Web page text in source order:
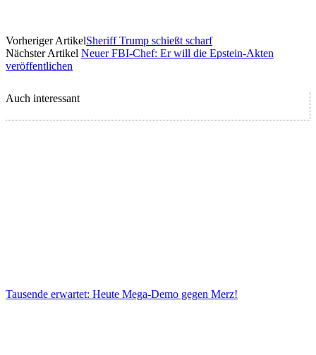
Vorheriger ArtikelSheriff Trump schießt scharf
Nächster Artikel Neuer FBI-Chef: Er will die Epstein-Akten
veröffentlichen
Auch interessant
Tausende erwartet: Heute Mega-Demo gegen Merz!